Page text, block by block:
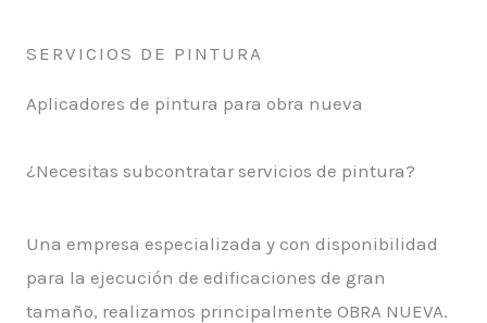
SERVICIOS DE PINTURA
Aplicadores de pintura para obra nueva
¿Necesitas subcontratar servicios de pintura?
Una empresa especializada y con disponibilidad
para la ejecución de edificaciones de gran
tamaño, realizamos principalmente OBRA NUEVA.